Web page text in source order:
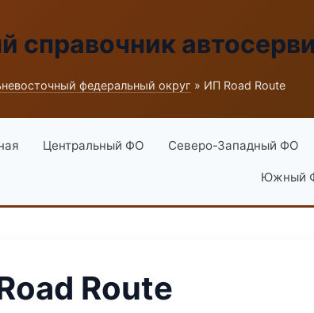
справочник
федеральный округ » ИП Road Route
Центральный ФО Северо-Западный ФО
Южный
Route